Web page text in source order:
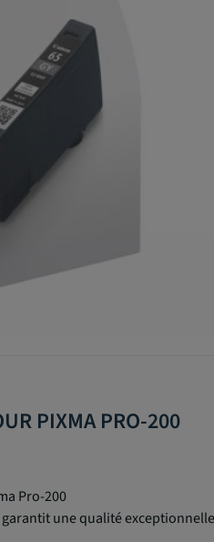
PIXMA PRO-200
Pro-200
une qualité